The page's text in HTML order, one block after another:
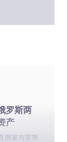
罗斯两
产
两家与莫斯